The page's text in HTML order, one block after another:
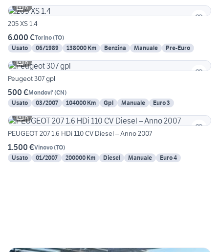
6
205 XS 1.4
6.000 €Torino(TO)
Usato
06/1989 138000 Km Benzina Manuale
Pre-Euro
6
Peugeot 307 gpl
500 €Mondovi' (CN)
Usato
03/2007 104000 Km Gpl Manuale
Euro 3
6
PEUGEOT 207 1.6 HDi 110 CV Diesel – Anno 2007
1.500 €Vinovo(TO)
Usato
01/2007 200000 Km Diesel Manuale Euro 4